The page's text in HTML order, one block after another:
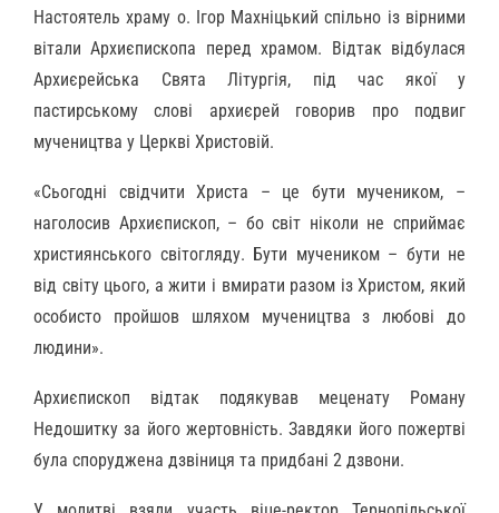
Настоятель храму о. Ігор Махніцький спільно із вірними
вітали Архиєпископа перед храмом. Відтак відбулася
Архиєрейська Свята Літургія, під час якої у
пастирському слові архиєрей говорив про подвиг
мучеництва у Церкві Христовій.
«Сьогодні свідчити Христа – це бути мучеником, –
наголосив Архиєпископ, – бо світ ніколи не сприймає
християнського світогляду. Бути мучеником – бути не
від світу цього, а жити і вмирати разом із Христом, який
особисто пройшов шляхом мучеництва з любові до
людини».
Архиєпископ відтак подякував меценату Роману
Недошитку за його жертовність. Завдяки його пожертві
була споруджена дзвіниця та придбані 2 дзвони.